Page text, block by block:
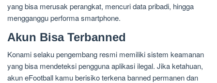
yang bisa merusak perangkat, mencuri data pribadi, hingga
mengganggu performa smartphone.
Akun Bisa Terbanned
Konami selaku pengembang resmi memiliki sistem keamanan
yang bisa mendeteksi pengguna aplikasi ilegal. Jika ketahuan,
akun eFootball kamu berisiko terkena banned permanen dan